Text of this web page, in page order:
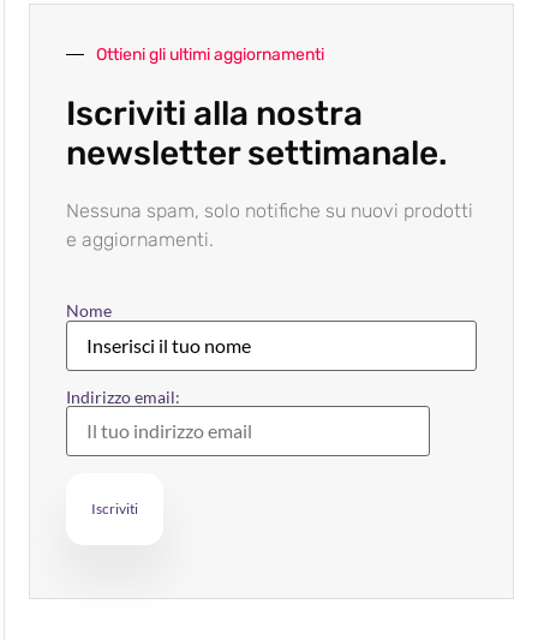
Ottieni gli ultimi aggiornamenti
Iscriviti alla nostra
newsletter settimanale.
Nessuna spam, solo notifiche su nuovi prodotti
e aggiornamenti.
Nome
Indirizzo email: